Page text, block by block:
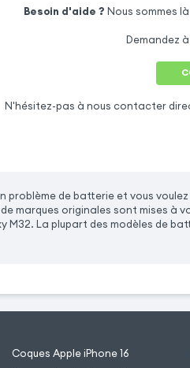
Besoin d'aide ? Nous sommes
Demandez
N'hésitez-pas à nous contacter
problème de batterie et vous
marques originales sont mises
M32. La plupart des modèles de
Coques Apple iPhone 16